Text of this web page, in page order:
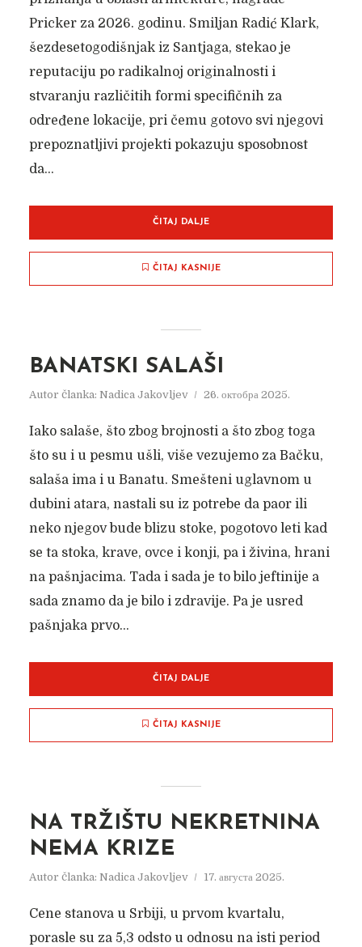
Pricker za 2026. godinu. Smiljan Radić Klark,
šezdesetogodišnjak iz Santjaga, stekao je
reputaciju po radikalnoj originalnosti i
stvaranju različitih formi specifičnih za
određene lokacije, pri čemu gotovo svi njegovi
prepoznatljivi projekti pokazuju sposobnost
da...
ČITAJ DALJE
ČITAJ KASNIJE
BANATSKI SALAŠI
Autor članka: Nadica Jakovljev 26. октобра 2025.
Iako salaše, što zbog brojnosti a što zbog toga
što su i u pesmu ušli, više vezujemo za Bačku,
salaša ima i u Banatu. Smešteni uglavnom u
dubini atara, nastali su iz potrebe da paor ili
neko njegov bude blizu stoke, pogotovo leti kad
se ta stoka, krave, ovce i konji, pa i živina, hrani
na pašnjacima. Tada i sada je to bilo jeftinije a
sada znamo da je bilo i zdravije. Pa je usred
pašnjaka prvo...
ČITAJ DALJE
ČITAJ KASNIJE
NA TRŽIŠTU NEKRETNINA
NEMA KRIZE
Autor članka: Nadica Jakovljev 17. августа 2025.
Cene stanova u Srbiji, u prvom kvartalu,
porasle su za 5,3 odsto u odnosu na isti period